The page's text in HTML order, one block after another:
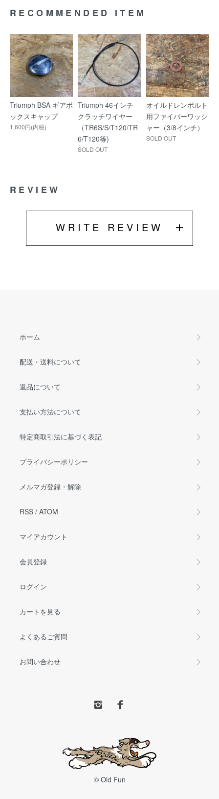
RECOMMENDED ITEM
Triumph BSA ギアボ
ックスキャップ
1,600円(内税)
Triumph 46インチ
クラッチワイヤー
（TR6S/S/T120/TR
6/T120等)
SOLD OUT
オイルドレンボルト
用ファイバーワッシ
ャー（3/8インチ）
SOLD OUT
REVIEW
WRITE REVIEW
ホーム
配送・送料について
返品について
支払い方法について
特定商取引法に基づく表記
プライバシーポリシー
メルマガ登録・解除
RSS / ATOM
マイアカウント
会員登録
ログイン
カートを見る
よくあるご質問
お問い合わせ
© Old Fun